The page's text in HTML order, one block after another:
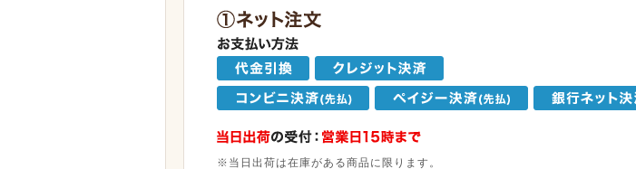
※当日出荷は在庫がある商品に限ります。